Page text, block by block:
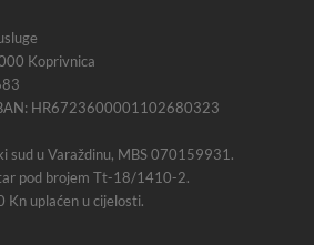
Koprivnica
HR6723600001102680323
sud u Varaždinu, MBS 070159931.
pod brojem Tt-18/1410-2.
uplaćen u cijelosti.